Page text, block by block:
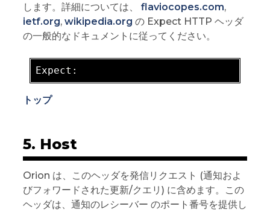
します。詳細については、 flaviocopes.com,
ietf.org, wikipedia.org の Expect HTTP ヘッダ
の一般的なドキュメントに従ってください。
Expect:
トップ
5. Host
Orion は、このヘッダを発信リクエスト (通知およ
びフォワードされた更新/クエリ) に含めます。この
ヘッダは、通知のレシーバー のポート番号を提供し